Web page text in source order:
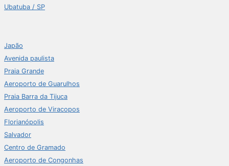
Ubatuba / SP
Japão
Avenida paulista
Praia Grande
Aeroporto de Guarulhos
Praia Barra da Tijuca
Aeroporto de Viracopos
Florianópolis
Salvador
Centro de Gramado
Aeroporto de Congonhas